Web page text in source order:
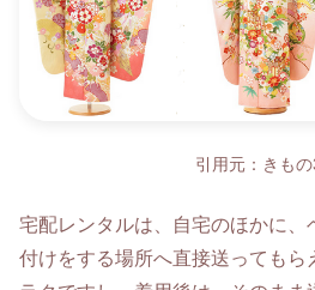
引用元：きも
宅配レンタルは、自宅のほかに、
付けをする場所へ直接送ってもら